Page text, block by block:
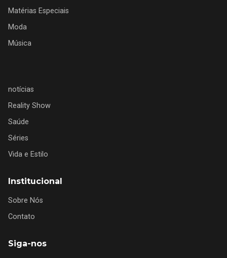
Matérias Especiais
Moda
Música
notícias
Reality Show
Saúde
Séries
Vida e Estilo
Institucional
Sobre Nós
Contato
Siga-nos